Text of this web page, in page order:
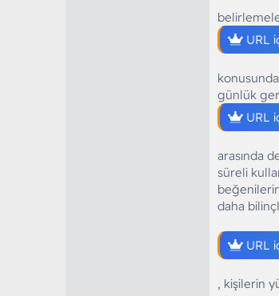
URL
günlük
URL
arasında
süreli
daha
URL
, kişilerin